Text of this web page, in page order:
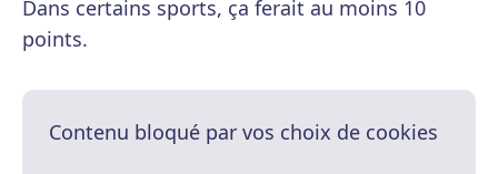
Dans certains sports, ça ferait au moins 10
points.
Contenu bloqué par vos choix de cookies